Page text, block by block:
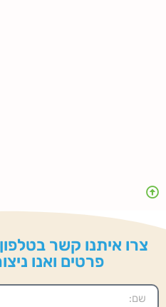
צרו איתנו קשר
פרטים ואנו